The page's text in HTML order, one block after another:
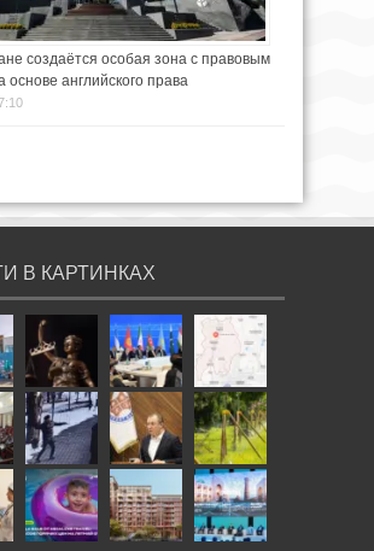
создаётся особая зона с правовым
английского права
В КАРТИНКАХ